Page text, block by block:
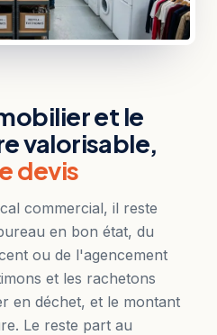
et le
valorisable,
devis
commercial, il reste
en bon état, du
ou de l'agencement
et les rachetons
en déchet, et le montant
Le reste part au